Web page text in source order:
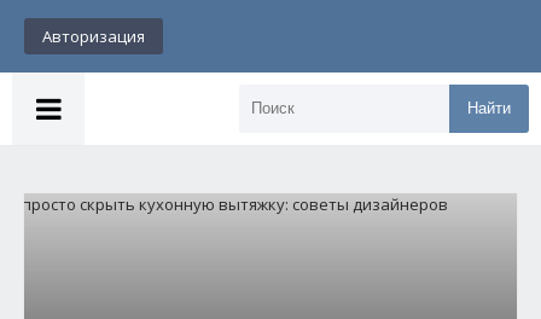
Авторизация
Найти